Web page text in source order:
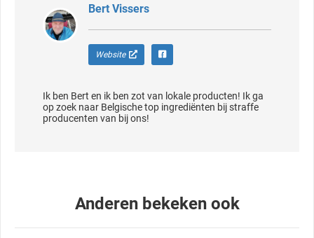
Bert Vissers
Website
Ik ben Bert en ik ben zot van lokale producten! Ik ga
op zoek naar Belgische top ingrediënten bij straffe
producenten van bij ons!
Anderen bekeken ook